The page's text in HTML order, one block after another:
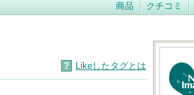
商品 クチコミ
? Likeしたタグとは